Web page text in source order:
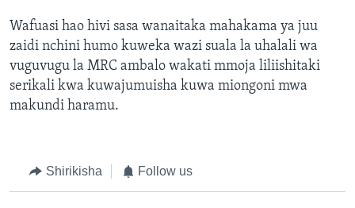
Wafuasi hao hivi sasa wanaitaka mahakama ya juu
zaidi nchini humo kuweka wazi suala la uhalali wa
vuguvugu la MRC ambalo wakati mmoja liliishitaki
serikali kwa kuwajumuisha kuwa miongoni mwa
makundi haramu.
Shirikisha Follow us